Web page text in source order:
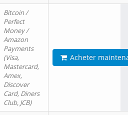
Bitcoin /
Perfect
Money /
Amazon
Payments
(Visa,
Mastercard,
Amex,
Discover
Card, Diners
Club, JCB)
Acheter